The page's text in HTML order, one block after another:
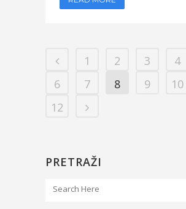
1 2 3 4
6
7 8 9 10
12
PRETRAŽI